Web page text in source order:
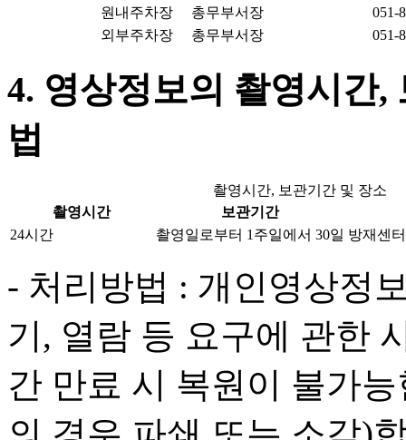
원내주차장 총무부서장
051-
외부주차장
총무부서장 051-
4. 영상정보의 촬영시간,
법
촬영시간, 보관기간 및 장소
촬영시간
보관기간
24시간
촬영일로부터 1주일에서 30일 방재센
- 처리방법 : 개인영상정
기, 열람 등 요구에 관한
간 만료 시 복원이 불가